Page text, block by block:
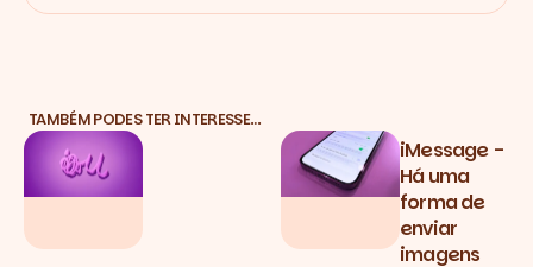
TAMBÉM PODES TER INTERESSE…
iMessage -
Há uma
forma de
enviar
imagens